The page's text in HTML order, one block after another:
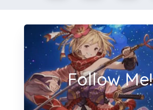
Follow Me!